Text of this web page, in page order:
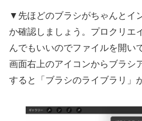
▼先ほどのブラシがちゃんとイ
か確認しましょう。プロクリエ
んでもいいのでファイルを開い
画面右上のアイコンからブラシ
すると「ブラシのライブラリ」